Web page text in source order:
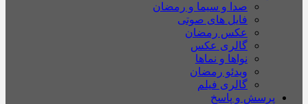
صدا و سیما و رمضان
فایل های صوتی
عکس رمضان
گالری عکس
نواها و نماها
ویدئو رمضان
گالری فیلم
پرسش و پاسخ